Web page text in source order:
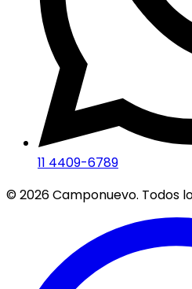
11 4409-6789
©2026Camponuevo. Todos